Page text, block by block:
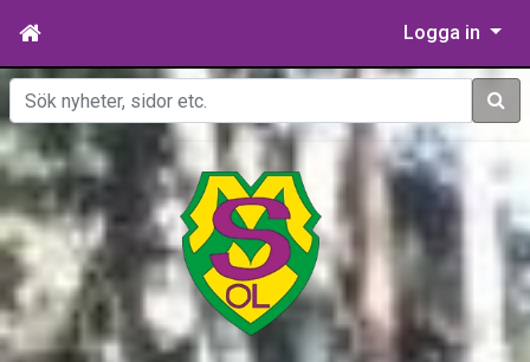
Logga in
Sök